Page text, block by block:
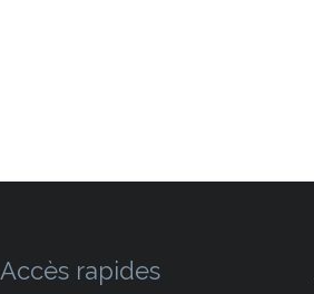
Accès rapides